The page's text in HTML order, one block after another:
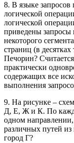
8. В языке запросов
логической
логической
приведены запросы
некоторого
страниц (в
Печорин?
практически
содержащих все
выполнения
9. На рисунке –
Д, Е, Ж и К. По
одном направлении,
различных путей
город Г?